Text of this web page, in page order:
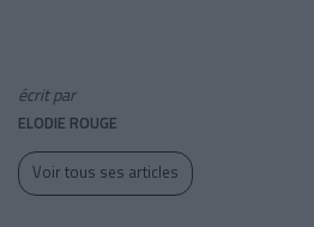
écrit par
ELODIE ROUGE
Voir tous ses articles